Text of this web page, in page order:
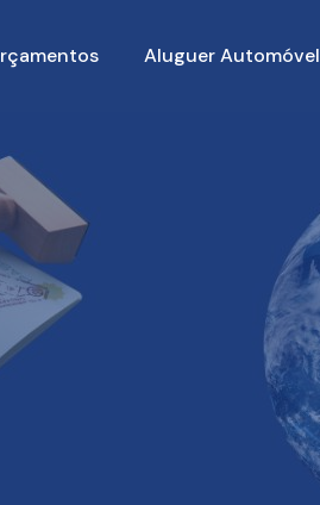
Aluguer Automóvel